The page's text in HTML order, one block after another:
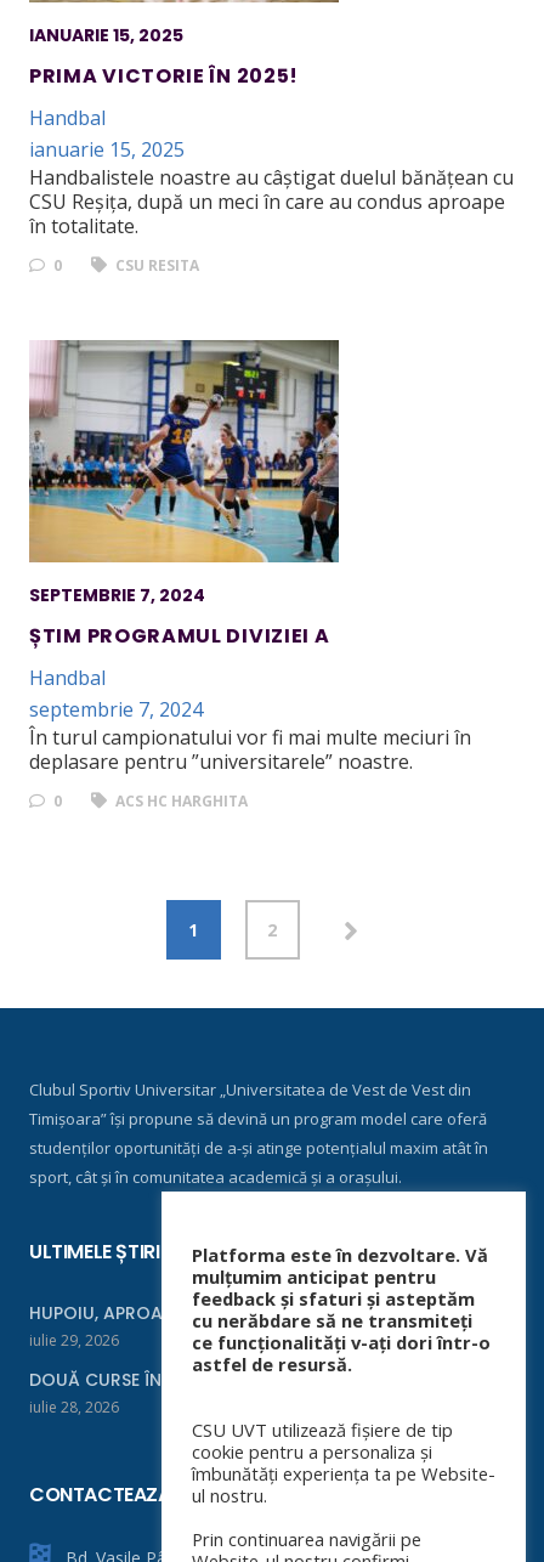
IANUARIE 15, 2025
PRIMA VICTORIE ÎN 2025!
Handbal
ianuarie 15, 2025
Handbalistele noastre au câștigat duelul bănățean cu
CSU Reșița, după un meci în care au condus aproape
în totalitate.
0 CSU RESITA
SEPTEMBRIE 7, 2024
ȘTIM PROGRAMUL DIVIZIEI A
Handbal
septembrie 7, 2024
În turul campionatului vor fi mai multe meciuri în
deplasare pentru ”universitarele” noastre.
0 ACS HC HARGHITA
1 2
Clubul Sportiv Universitar „Universitatea de Vest de Vest din
Timișoara” își propune să devină un program model care oferă
studenților oportunități de a-și atinge potențialul maxim atât în
sport, cât și în comunitatea academică și a orașului.
ULTIMELE ȘTIRI
HUPOIU, APROAPE DE FINALĂ LA ORADEA
iulie 29, 2026
DOUĂ CURSE ÎNTR-UN WEEKEND
iulie 28, 2026
CONTACTEAZĂ-NE
Platforma este în dezvoltare. Vă
mulțumim anticipat pentru
feedback și sfaturi și asteptăm
cu nerăbdare să ne transmiteți
ce funcționalități v-ați dori într-o
astfel de resursă.
CSU UVT utilizează fișiere de tip
cookie pentru a personaliza și
îmbunătăți experiența ta pe Website-
ul nostru.
Prin continuarea navigării pe